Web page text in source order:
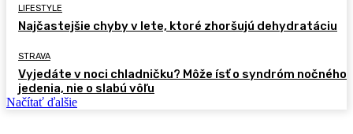
LIFESTYLE
Najčastejšie chyby v lete, ktoré zhoršujú dehydratáciu
STRAVA
Vyjedáte v noci chladničku? Môže ísť o syndróm nočného
jedenia, nie o slabú vôľu
Načítať ďalšie